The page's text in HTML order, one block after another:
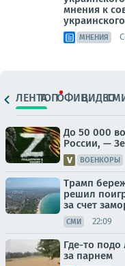
мнения к
МНЕНИЯ
ЛЕНТАТОПОФИЦ.ВИДЕО
До 50 000
России, —
ВОЕНКОРЫ
Трамп
решил
за счет
СМИ 22:09
Где-то
за парнем